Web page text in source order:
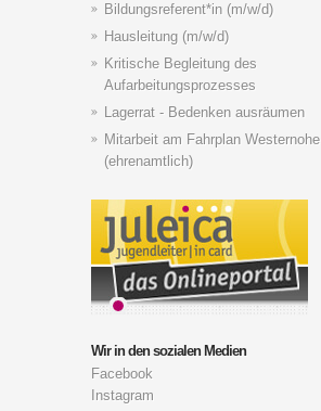
Bildungsreferent*in (m/w/d)
Hausleitung (m/w/d)
Kritische Begleitung des
Aufarbeitungsprozesses
Lagerrat - Bedenken ausräumen
Mitarbeit am Fahrplan Westernohe
(ehrenamtlich)
Wir in den sozialen Medien
Facebook
Instagram